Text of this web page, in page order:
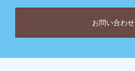
お問い合わせ